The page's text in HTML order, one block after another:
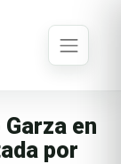
en
por